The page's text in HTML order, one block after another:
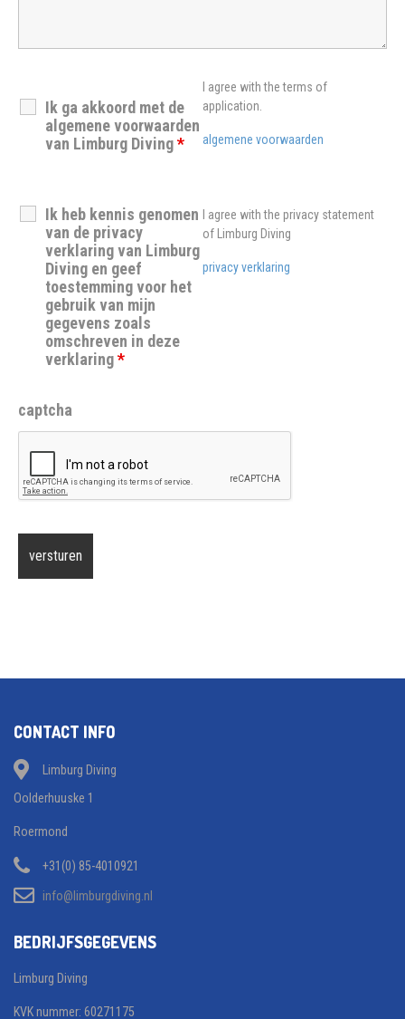
Ik ga akkoord met de
algemene voorwaarden
van Limburg Diving*
I agree with the terms of
application.
algemene voorwaarden
Ik heb kennis genomen
van de privacy
verklaring van Limburg
Diving en geef
toestemming voor het
gebruik van mijn
gegevens zoals
omschreven in deze
verklaring*
I agree with the privacy statement
of Limburg Diving
privacy verklaring
captcha
CONTACT INFO
Limburg Diving
Oolderhuuske 1
Roermond
+31(0) 85-4010921
info@limburgdiving.nl
BEDRIJFSGEGEVENS
Limburg Diving
KVK nummer: 60271175